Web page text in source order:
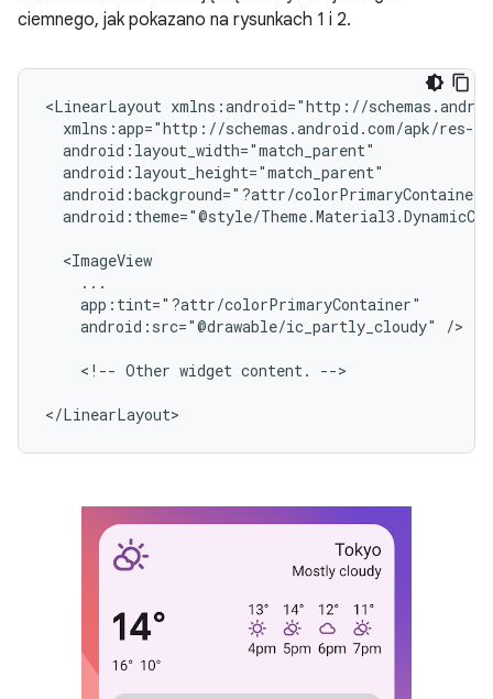
ciemnego, jak pokazano na rysunkach 1 i 2.
<LinearLayout
android:theme="@style/
android:src="@drawable/ic_partly_cloudy"
/>
<!-- Other widget content. -->